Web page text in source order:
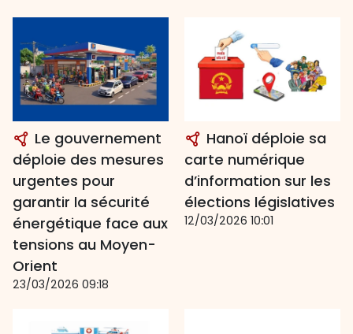
Le gouvernement
déploie des mesures
urgentes pour
garantir la sécurité
énergétique face aux
tensions au Moyen-
Orient
23/03/2026 09:18
Hanoï déploie sa
carte numérique
d’information sur les
élections législatives
12/03/2026 10:01